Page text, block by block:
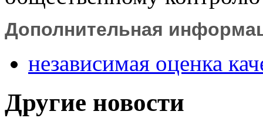
Дополнительная
независимая оценка
Другие новости